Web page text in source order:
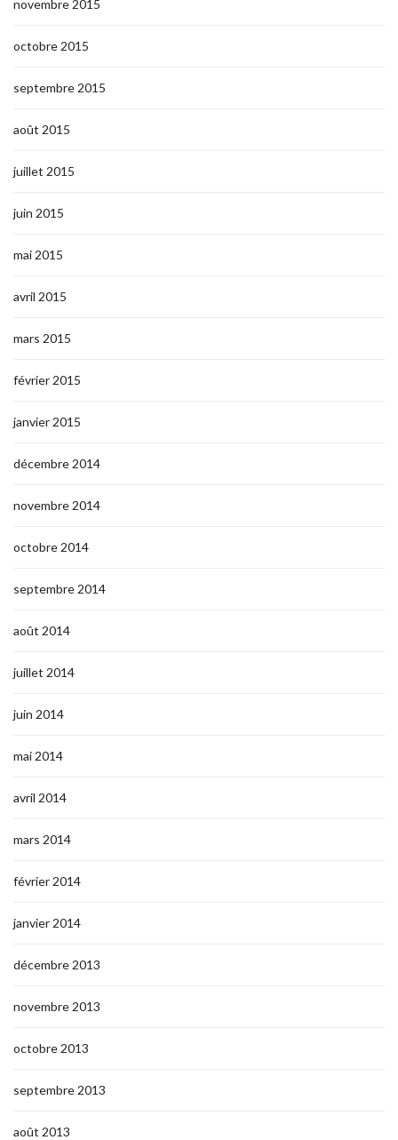
novembre 2015
octobre 2015
septembre 2015
août 2015
juillet 2015
juin 2015
mai 2015
avril 2015
mars 2015
février 2015
janvier 2015
décembre 2014
novembre 2014
octobre 2014
septembre 2014
août 2014
juillet 2014
juin 2014
mai 2014
avril 2014
mars 2014
février 2014
janvier 2014
décembre 2013
novembre 2013
octobre 2013
septembre 2013
août 2013